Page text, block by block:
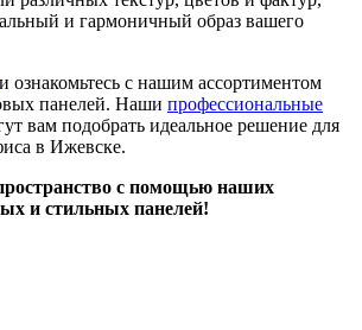
и гармоничный образ вашего
и ознакомьтесь с нашим ассортиментом
панелей. Наши профессиональные
вам подобрать идеальное решение для
в Ижевске.
с помощью наших
и стильных панелей!